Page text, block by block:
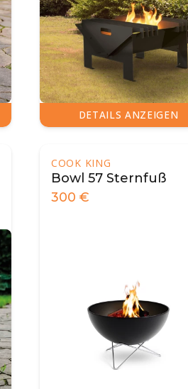
DETAILS ANZEIGEN
COOK KING
Bowl 57 Sternfuß
300 €